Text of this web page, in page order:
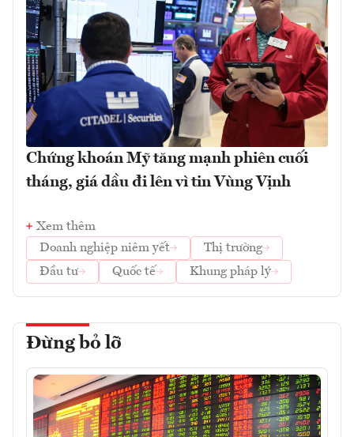
Chứng khoán Mỹ tăng mạnh phiên cuối
tháng, giá dầu đi lên vì tin Vùng Vịnh
Xem thêm
Doanh nghiệp niêm yết
Thị trường
Đầu tư
Quốc tế Khung pháp lý
Đừng bỏ lỡ